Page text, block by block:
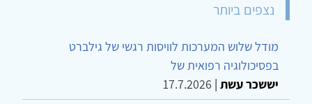
נצפים ביותר
מודל שלוש המערכות לוויסות רגשי של גילברט
בפסיכולוגיה רפואית של
יששכר עשת |
17.7.2026